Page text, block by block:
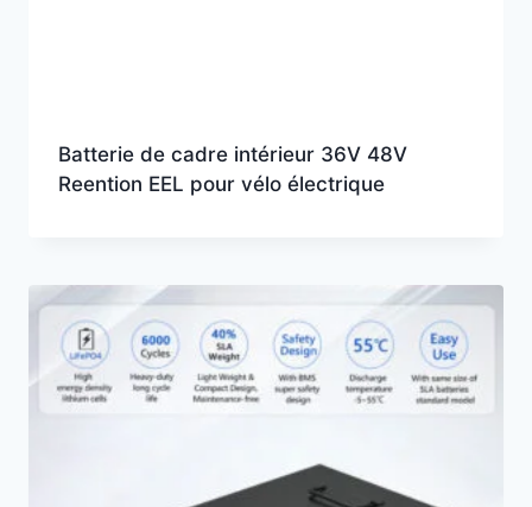
Batterie de cadre intérieur 36V 48V
Reention EEL pour vélo électrique